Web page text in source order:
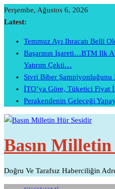
Skip
To
Perşembe, Ağustos 6, 2026
Latest:
Temmuz Ayı Ihracatı Belli
Başarının Işareti…BTM Ilk
Yatırım Çekti…
Sivri Biber
İTO’ya Göre, Tüketici Fiyat
Perakendenin Geleceği
Basın
Doğru Ve Tarafsız Haberciliğin